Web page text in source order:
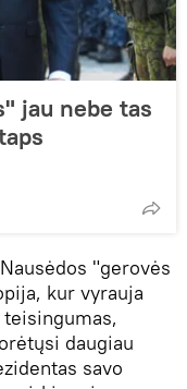
jau nebe tas
"gerovės
kur vyrauja
daugiau
savo